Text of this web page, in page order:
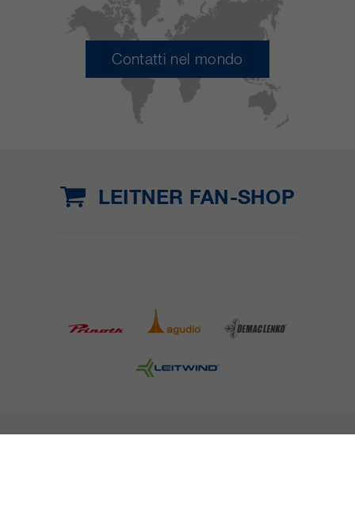
Contatti nel mondo
LEITNER FAN-SHOP